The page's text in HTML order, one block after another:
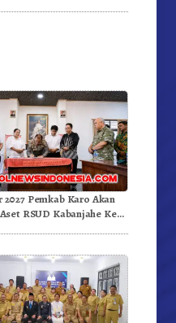
2027 Pemkab Karo Akan
RSUD Kabanjahe Ke